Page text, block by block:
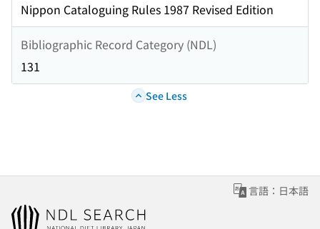
Nippon Cataloguing Rules 1987 Revised Edition
Bibliographic Record Category (NDL)
131
See Less
言語：日本語